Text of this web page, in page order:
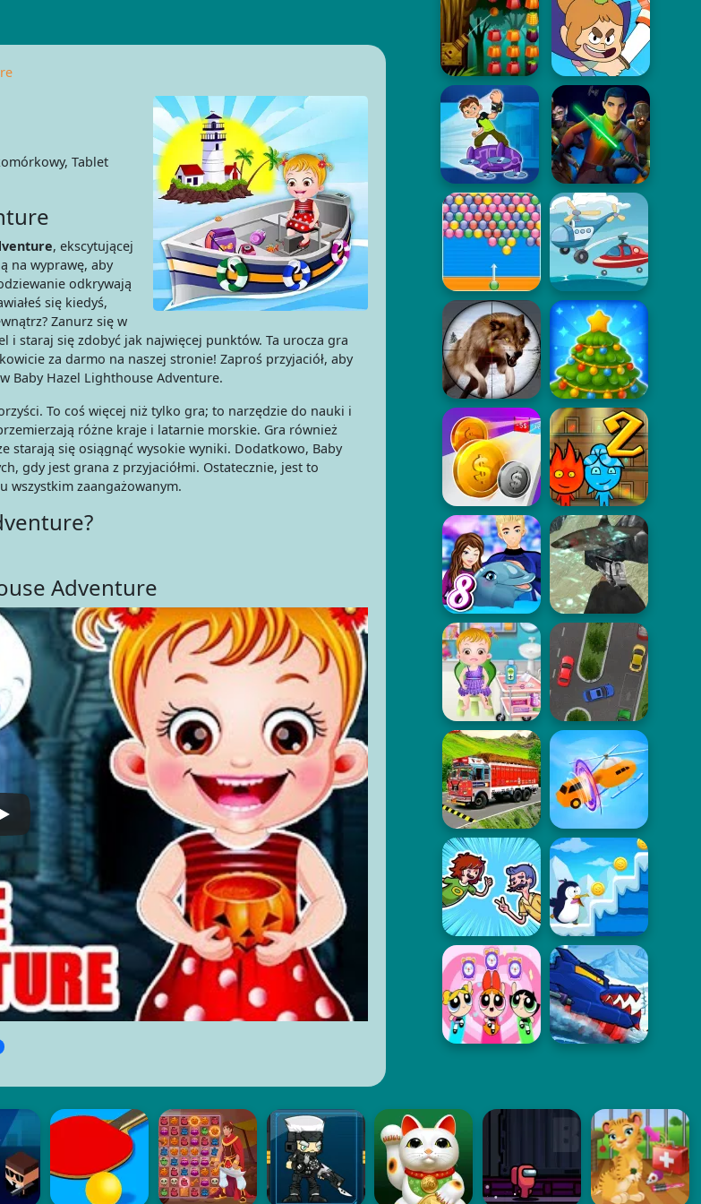
Tablet
, ekscytującej
na wyprawę, aby
odkrywają
się kiedyś,
Zanurz się w
i staraj się zdobyć jak najwięcej punktów. Ta urocza gra
za darmo na naszej stronie! Zaproś przyjaciół, aby
Baby Hazel Lighthouse Adventure.
To coś więcej niż tylko gra; to narzędzie do nauki i
różne kraje i latarnie morskie. Gra również
starają się osiągnąć wysokie wyniki. Dodatkowo, Baby
gdy jest grana z przyjaciółmi. Ostatecznie, jest to
wszystkim zaangażowanym.
Adventure